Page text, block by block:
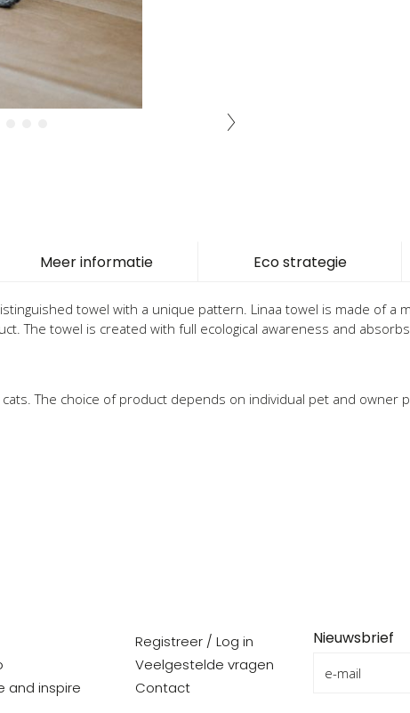
towel with a unique pattern. Linaa towel is made of a
The towel is created with full ecological awareness and
The choice of product depends on individual pet and owner
Meer informatie Eco strategie
and inspire
Registreer / Log in
Veelgestelde vragen
Contact
Nieuwsbrief